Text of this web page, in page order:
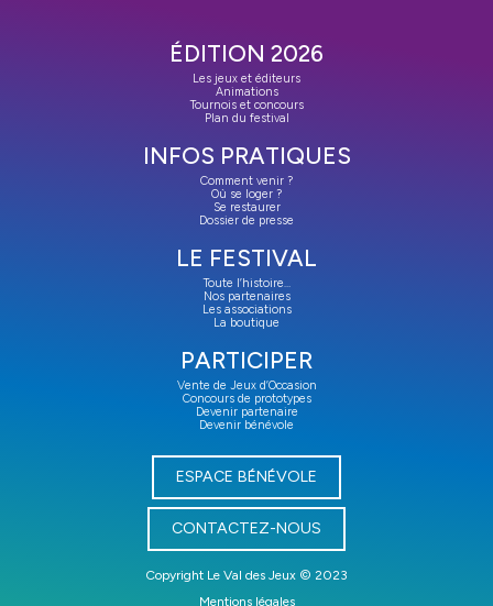
ÉDITION 2026
Les jeux et éditeurs
Animations
Tournois et concours
Plan du festival
INFOS PRATIQUES
Comment venir ?
Où se loger ?
Se restaurer
Dossier de presse
LE FESTIVAL
Toute l’histoire…
Nos partenaires
Les associations
La boutique
PARTICIPER
Vente de Jeux d’Occasion
Concours de prototypes
Devenir partenaire
Devenir bénévole
ESPACE BÉNÉVOLE
CONTACTEZ-NOUS
Copyright Le Val des Jeux © 2023
Mentions légales